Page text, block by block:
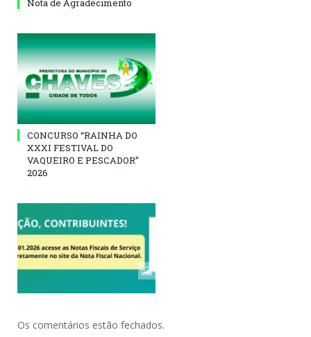
Nota de Agradecimento
CONCURSO “RAINHA DO
XXXI FESTIVAL DO
VAQUEIRO E PESCADOR”
2026
Os comentários estão fechados.